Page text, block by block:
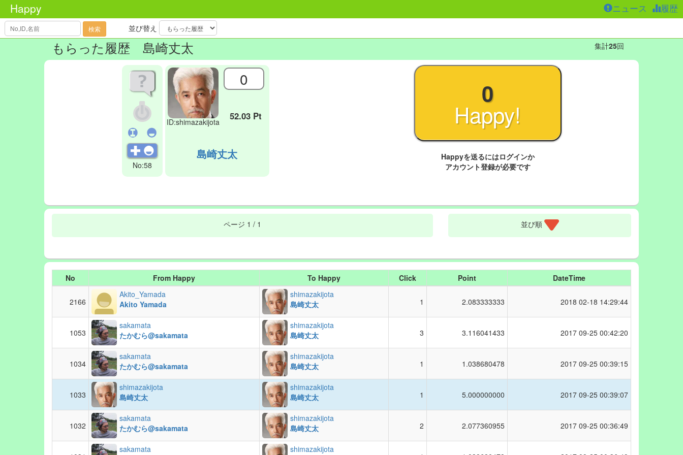
Happy ニュース 履歴
検索 並び替え
もらった履歴 島崎丈太 集計25回
No:58
ID:shimazakijota
0
52.03 Pt
島崎丈太
0
Happy!
Happyを送るにはログインか
アカウント登録が必要です
ページ 1 / 1 並び順
No From Happy To Happy Click Point DateTime
2166
Akito_Yamada
Akito Yamada
shimazakijota
島崎丈太
1 2.083333333 2018 02-18 14:29:44
1053
sakamata
たかむら@sakamata
shimazakijota
島崎丈太
3 3.116041433 2017 09-25 00:42:20
1034
sakamata
たかむら@sakamata
shimazakijota
島崎丈太
1 1.038680478 2017 09-25 00:39:15
1033
shimazakijota
島崎丈太
shimazakijota
島崎丈太
1 5.000000000 2017 09-25 00:39:07
1032
sakamata
たかむら@sakamata
shimazakijota
島崎丈太
2 2.077360955 2017 09-25 00:36:49
sakamata
shimazakijota